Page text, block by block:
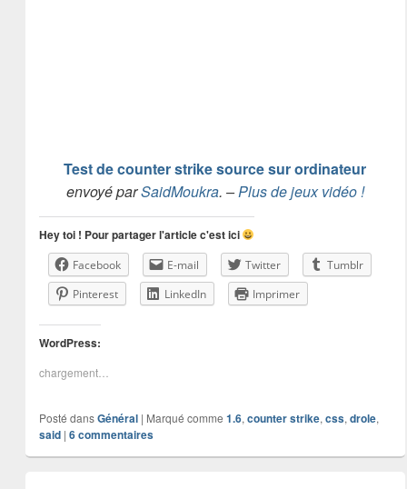
Test de counter strike source sur ordinateur
envoyé parSaidMoukra. –Plus de jeux vidéo !
Hey toi ! Pour partager l'article c'est ici
Facebook E-mail Twitter
Tumblr
Pinterest
LinkedIn Imprimer
WordPress:
chargement…
Posté dans Général | Marqué comme 1.6, counter strike, css, drole,
said | 6commentaires